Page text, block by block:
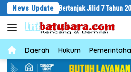
Langsung
konten
News Update
Bertanjak Jilid 7 Tahun 2026
NewsDaerah Hukum